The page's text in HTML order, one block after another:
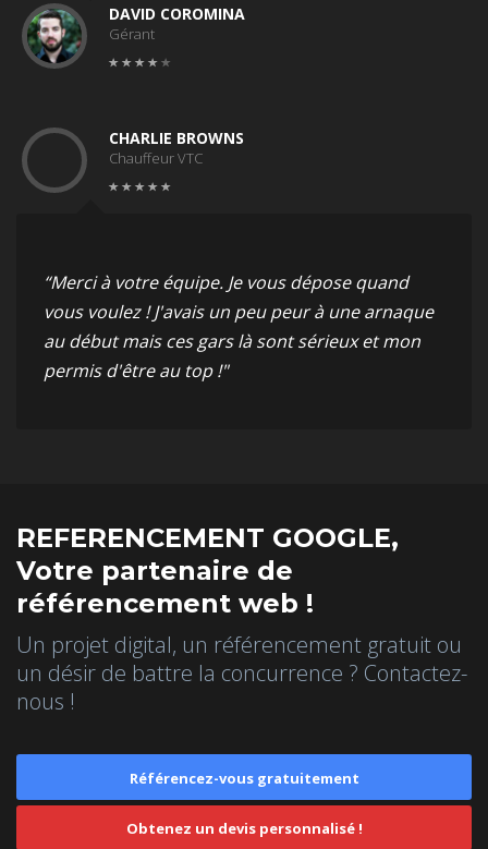
DAVID COROMINA
Gérant
CHARLIE BROWNS
Chauffeur VTC
“Merci à votre équipe. Je vous dépose quand
vous voulez ! J'avais un peu peur à une arnaque
au début mais ces gars là sont sérieux et mon
permis d'être au top !"
REFERENCEMENT GOOGLE,
Votre partenaire de
référencement web !
Un projet digital, un référencement gratuit ou
un désir de battre la concurrence ? Contactez-
nous !
Référencez-vous gratuitement
Obtenez un devis personnalisé !